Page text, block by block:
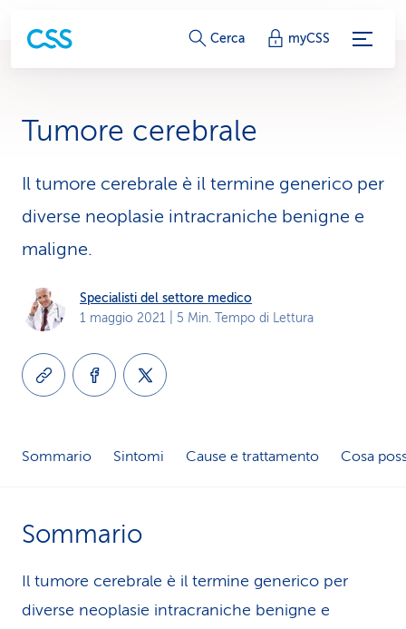
c
l
e
g
m
e
d
e
r
Cerca myCSS
Tumore cerebrale
Il tumore cerebrale è il termine generico per
diverse neoplasie intracraniche benigne e
maligne.
Specialisti del settore medico
1 maggio 2021 | 5 Min. Tempo di Lettura
Sommario Sintomi Cause e trattamento Cosa
Sommario
Il tumore cerebrale è il termine generico per
diverse neoplasie intracraniche benigne e